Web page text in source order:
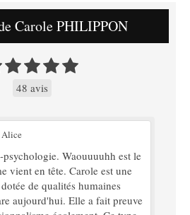
Carole PHILIPPON
48 avis
Alice
Waouuuuhh est le
vient en tête. Carole est une
de qualités humaines
aujourd'hui. Elle a fait preuve